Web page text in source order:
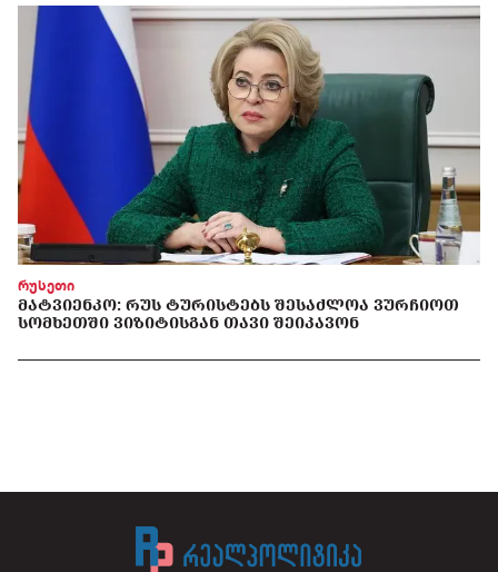
რუსეთი
ᲛᲐᲢᲕᲘᲔᲜᲙᲝ: ᲠᲣᲡ ᲢᲣᲠᲘᲡᲢᲔᲑᲡ ᲨᲔᲡᲐᲫᲚᲝᲐ ᲕᲣᲠᲩᲘᲝᲗ
ᲡᲝᲛᲮᲔᲗᲨᲘ ᲕᲘᲖᲘᲢᲘᲡᲒᲐᲜ ᲗᲐᲕᲘ ᲨᲔᲘᲙᲐᲕᲝᲜ